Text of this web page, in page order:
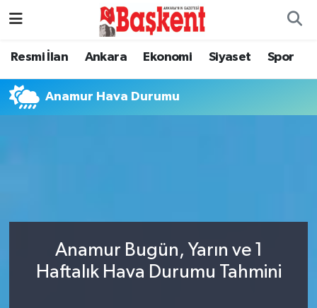
Resmi İlan Ankara Ekonomi Siyaset Spor
Anamur Hava Durumu
Anamur Bugün, Yarın ve 1
Haftalık Hava Durumu Tahmini